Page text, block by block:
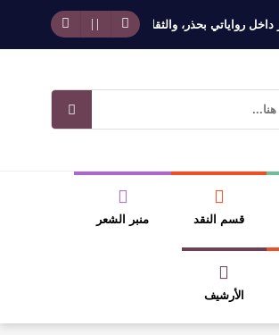
بحذر، والثقافة قوتنا الناعمة لمخاطبة العالم.
قسم النقد منبر الشعر
الأرشيف